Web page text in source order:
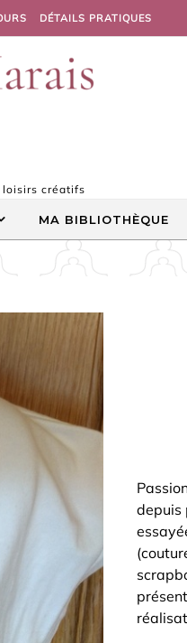
DÉTAILS PRATIQUES
loisirs créatifs
MA BIBLIOTHÈQUE
depuis